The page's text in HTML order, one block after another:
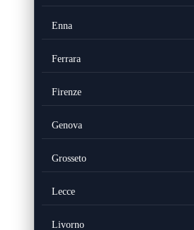
Enna
Ferrara
Firenze
Genova
Grosseto
Lecce
Livorno